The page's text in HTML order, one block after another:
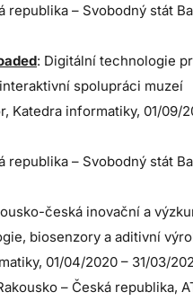
republika – Svobodný stát
: Digitální technologie
spolupráci muzeí
Katedra informatiky, 01/09/
republika – Svobodný stát
česká inovační a
biosenzory a aditivní
01/04/2020 – 31/03/
– Česká republika,